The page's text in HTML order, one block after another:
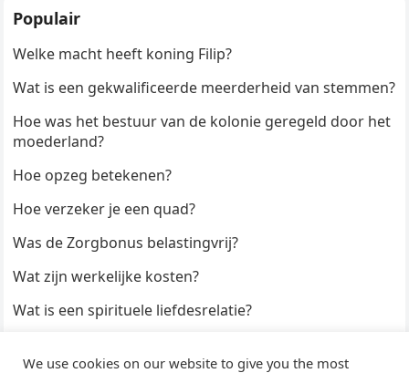
Populair
Welke macht heeft koning Filip?
Wat is een gekwalificeerde meerderheid van stemmen?
Hoe was het bestuur van de kolonie geregeld door het
moederland?
Hoe opzeg betekenen?
Hoe verzeker je een quad?
Was de Zorgbonus belastingvrij?
Wat zijn werkelijke kosten?
Wat is een spirituele liefdesrelatie?
We use cookies on our website to give you the most